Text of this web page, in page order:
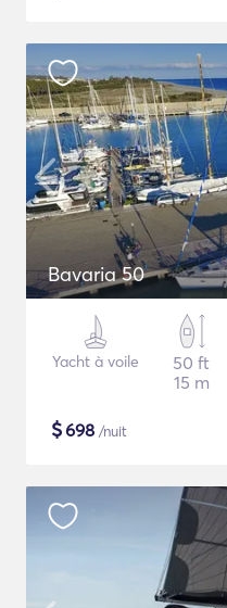
Bavaria 50
Yacht à voile
50 ft
15 m
$698 /nuit